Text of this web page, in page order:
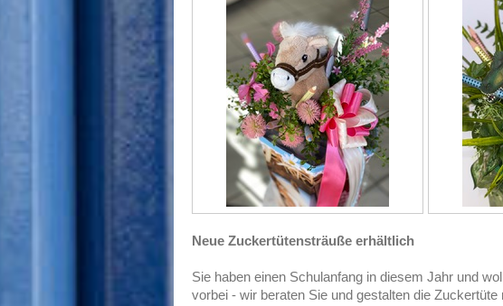
Neue Zuckertütensträuße erhältlich
Sie haben einen Schulanfang in diesem Jahr und
vorbei - wir beraten Sie und gestalten die